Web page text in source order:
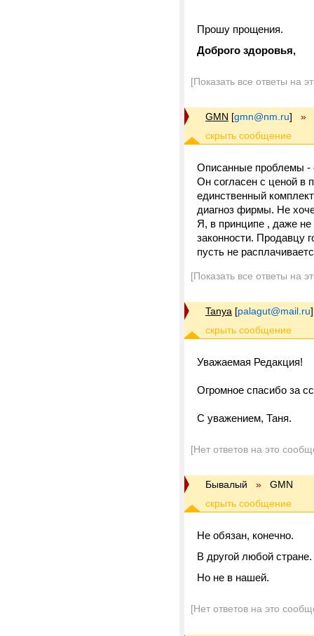
Прошу прощения.
Доброго здоровья,
[Показать все ответы на
GMN [gmn@nm.ru] »
Описанные проблемы -
Он согласен с ценой в
единственный
диагноз фирмы. Не
Я, в принципе , даже не
законности. Продавцу
пусть не
[Показать все ответы на
Tanya [palagut@mail.ru]
Уважаемая Редакция!
Огромное спасибо за
С уважением, Таня.
[Нет ответов на это
Бывалый » GMN
Не обязан, конечно.
В другой любой стране.
Но не в нашей.
[Нет ответов на это